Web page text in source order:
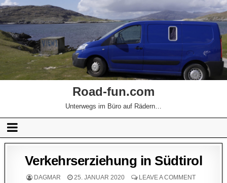
Road-fun.com
Unterwegs im Büro auf Rädern…
Verkehrserziehung in Südtirol
DAGMAR 25. JANUAR 2020 LEAVE A COMMENT